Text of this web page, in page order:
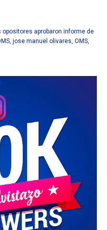
opositores aprobaron informe de
jose manuel olivares OMS